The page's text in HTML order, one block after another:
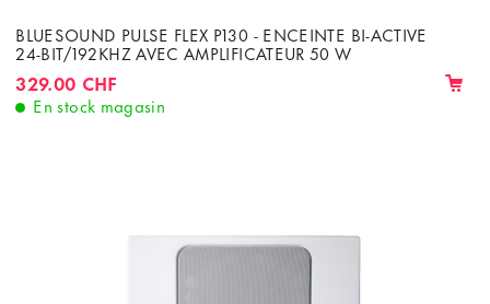
BLUESOUND PULSE FLEX P130 - ENCEINTE BI-ACTIVE
24-BIT/192KHZ AVEC AMPLIFICATEUR 50 W
329.00 CHF
En stock magasin